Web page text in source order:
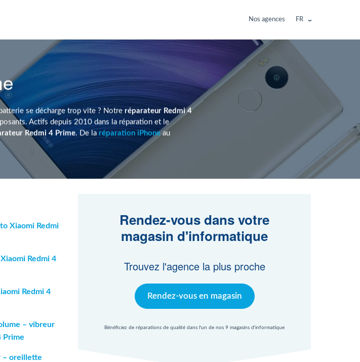
Nos agences FR
se décharge trop vite ? Notre réparateur Redmi 4
Actifs depuis 2010 dans la réparation et le
Redmi 4 Prime. De la réparation iPhoneau
Xiaomi Redmi
Redmi 4
Redmi 4
– vibreur
Prime
– oreillette
Rendez-vous dans votre
magasin d'informatique
Trouvez l'agence la plus proche
Rendez-vous en magasin
Bénéficiez de réparations de qualité dans l'un de nos 9 magasins d'informatique